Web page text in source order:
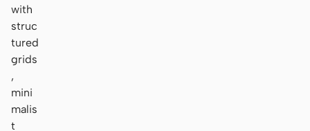
with
struc
tured
grids
,
mini
malis
t